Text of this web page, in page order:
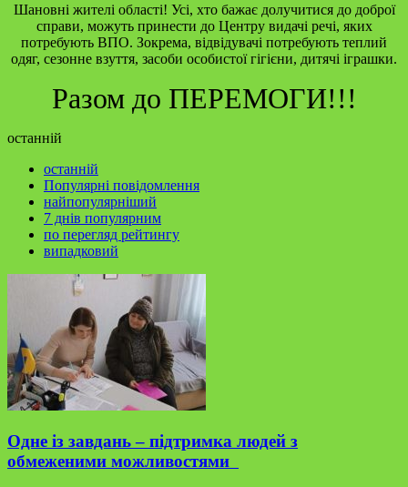
Шановні жителі області! Усі, хто бажає долучитися до доброї
справи, можуть принести до Центру видачі речі, яких
потребують ВПО. Зокрема, відвідувачі потребують теплий
одяг, сезонне взуття, засоби особистої гігієни, дитячі іграшки.
Разом до ПЕРЕМОГИ!!!
останній
останній
Популярні повідомлення
найпопулярніший
7 днів популярним
по перегляд рейтингу
випадковий
Одне із завдань – підтримка людей з
обмеженими можливостями